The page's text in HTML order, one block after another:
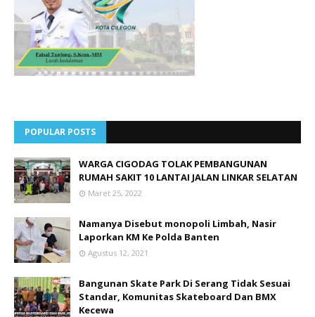
POPULAR POSTS
WARGA CIGODAG TOLAK PEMBANGUNAN
RUMAH SAKIT 10 LANTAI JALAN LINKAR SELATAN
Maret 25, 2022
Namanya Disebut monopoli Limbah, Nasir
Laporkan KM Ke Polda Banten
Agustus 12, 2021
Bangunan Skate Park Di Serang Tidak Sesuai
Standar, Komunitas Skateboard Dan BMX
Kecewa